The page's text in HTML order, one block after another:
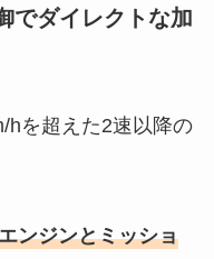
でダイレクトな加
hを超えた2速以降の
ンジンとミッショ